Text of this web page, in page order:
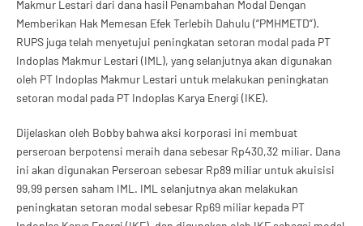
Makmur Lestari dari dana hasil Penambahan Modal Dengan
Memberikan Hak Memesan Efek Terlebih Dahulu (“PMHMETD”).
RUPS juga telah menyetujui peningkatan setoran modal pada PT
Indoplas Makmur Lestari (IML), yang selanjutnya akan digunakan
oleh PT Indoplas Makmur Lestari untuk melakukan peningkatan
setoran modal pada PT Indoplas Karya Energi (IKE).
Dijelaskan oleh Bobby bahwa aksi korporasi ini membuat
perseroan berpotensi meraih dana sebesar Rp430,32 miliar. Dana
ini akan digunakan Perseroan sebesar Rp89 miliar untuk akuisisi
99,99 persen saham IML. IML selanjutnya akan melakukan
peningkatan setoran modal sebesar Rp69 miliar kepada PT